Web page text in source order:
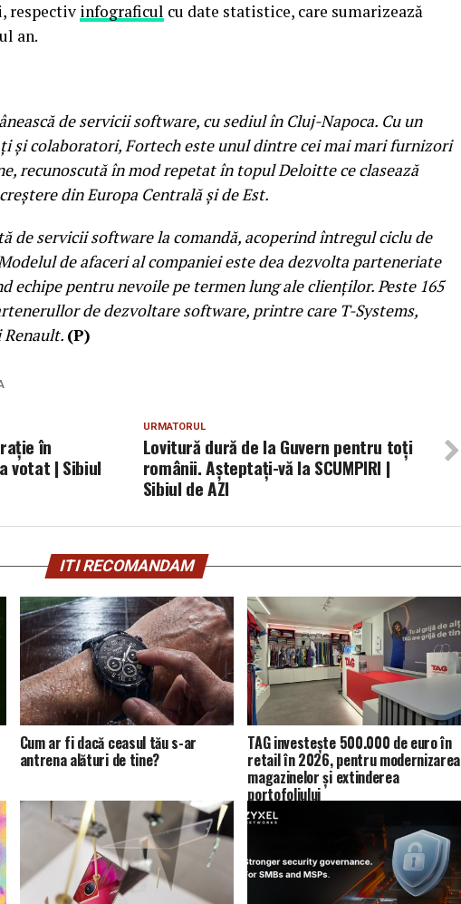
respectiv infograficul cu date statistice, care sumarizează
an.
de servicii software, cu sediul în Cluj-Napoca. Cu un
şi colaboratori, Fortech este unul dintre cei mai mari furnizori
recunoscută în mod repetat în topul Deloitte ce clasează
din Europa Centrală şi de Est.
de servicii software la comandă, acoperind întregul ciclu de
de afaceri al companiei este dea dezvolta parteneriate
echipe pentru nevoile pe termen lung ale clienţilor.Peste 165
de dezvoltare software, printre care T-Systems,
Renault. (P)
URMATORUL
Lovitură dură de la Guvern pentru toţi
românii. Aşteptaţi-vă la SCUMPIRI |
Sibiul de AZI
în
votat | Sibiul
ITI RECOMANDAM
Cum ar fi dacă ceasul tău s-ar
antrena alături de tine?
TAG investește 500.000 de euro în
retail în 2026, pentru modernizarea
magazinelor și extinderea
portofoliului